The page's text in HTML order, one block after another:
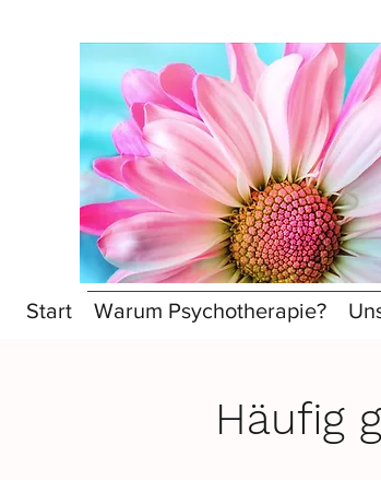
Start Warum Psychotherapie?
Häufig